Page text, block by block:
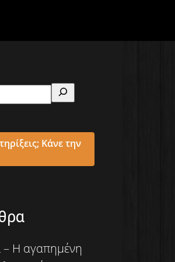
Κάνε την
Η αγαπημένη